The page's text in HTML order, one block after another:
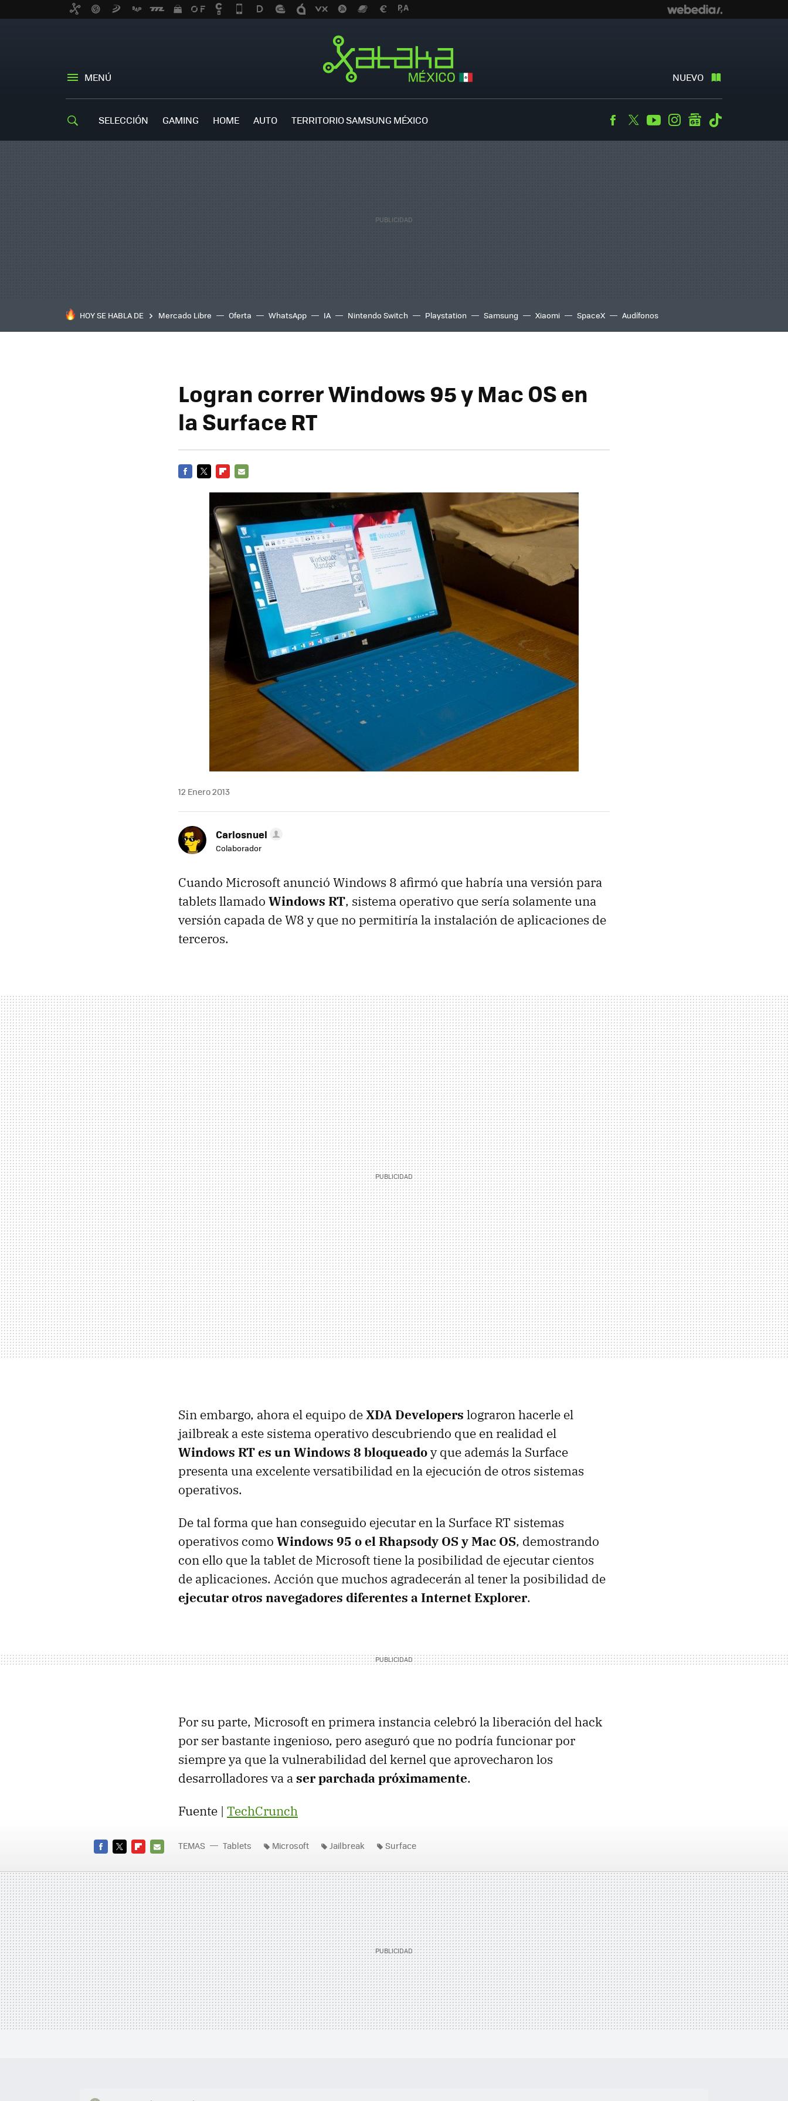
MENÚ NUEVO
SELECCIÓN GAMING HOME AUTO TERRITORIO SAMSUNG MÉXICO Facebook
TwitterYoutubeInstagramgooglenews
HOY SE HABLA DE Mercado Libre Oferta WhatsApp IA Nintendo Switch Playstation Samsung Xiaomi SpaceX Audífonos
Logran correr Windows 95 y Mac OS en
la Surface RT
12 Enero 2013
Carlosnuel
Colaborador
Cuando Microsoft anunció Windows 8 afirmó que habría una versión para
tablets llamado Windows RT, sistema operativo que sería solamente una
versión capada de W8 y que no permitiría la instalación de aplicaciones de
terceros.
Sin embargo, ahora el equipo deXDA Developers lograron hacerle el
jailbreak a este sistema operativo descubriendo que en realidad el
Windows RT es un Windows 8 bloqueadoy que además la Surface
presenta una excelente versatibilidad en la ejecución de otros sistemas
operativos.
De tal forma que han conseguido ejecutar en la Surface RT sistemas
operativos como Windows 95 o el Rhapsody OS y Mac OS, demostrando
con ello que la tablet de Microsoft tiene la posibilidad de ejecutar cientos
de aplicaciones. Acción que muchos agradecerán al tener la posibilidad de
ejecutar otros navegadores diferentes a Internet Explorer.
Por su parte, Microsoft en primera instancia celebró la liberación del hack
por ser bastante ingenioso, pero aseguró que no podría funcionar por
siempre ya que la vulnerabilidad del kernel que aprovecharon los
desarrolladores va aser parchada próximamente.
Fuente | TechCrunch
MAIL
TEMAS Tablets Microsoft Jailbreak Surface